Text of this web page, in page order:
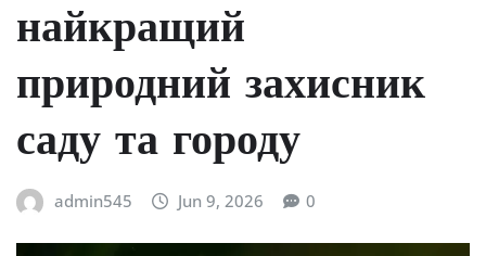
найкращий
природний захисник
саду та городу
admin545 Jun 9, 2026 0